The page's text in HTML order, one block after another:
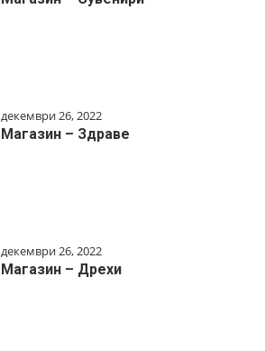
декември 26, 2022
Магазин – Здраве
декември 26, 2022
Магазин – Дрехи